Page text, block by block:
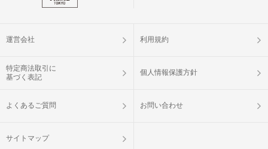
運営会社 利用規約
特定商法取引に
基づく表記
個人情報保護方針
よくあるご質問 お問い合わせ
サイトマップ